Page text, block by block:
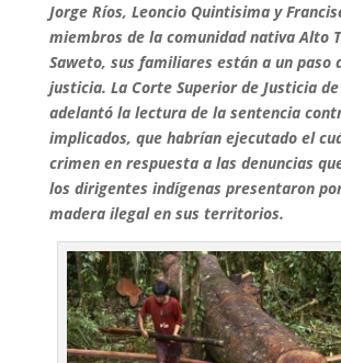
Jorge Ríos, Leoncio Quintisima y
miembros de la comunidad nativa Alto
Saweto, sus familiares están a un paso
justicia. La Corte Superior de Justicia
adelantó la lectura de la sentencia
implicados, que habrían ejecutado el
crimen en respuesta a las denuncias
los dirigentes indígenas presentaron
madera ilegal en sus territorios.